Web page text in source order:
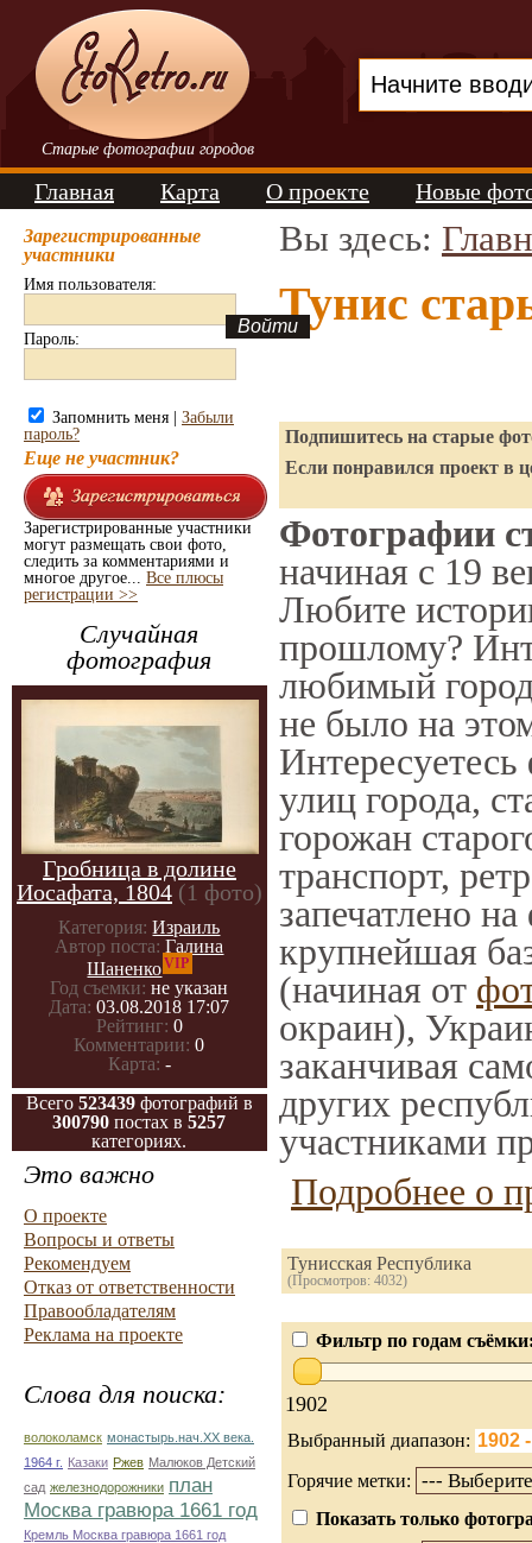
Старые фотографии городов
Главная Карта О проекте Новые
Зарегистрированные
участники
Имя пользователя:
Пароль:
Запомнить меня | Забыли
пароль?
Еще не участник?
Зарегистрированные участники
могут размещать свои фото,
следить за комментариями и
многое другое... Все плюсы
регистрации >>
Случайная
фотография
Гробница в долине
Иосафата, 1804 (1 фото)
Категория: Израиль
Автор поста: Галина
ШаненкоVIP
Год съемки: не указан
Дата: 03.08.2018 17:07
Рейтинг: 0
Комментарии: 0
Карта: -
Всего 523439 фотографий в
300790 постах в5257
категориях.
Это важно
О проекте
Вопросы и ответы
Рекомендуем
Отказ от ответственности
Правообладателям
Реклама на проекте
Слова для поиска:
волоколамск монастырь.нач.ХХ века.
1964 г. Казаки Ржев Малюков Детский
сад железнодорожники план
Москва гравюра 1661 год
Кремль Москва гравюра 1661 год
Вы здесь:
Тунис
Подпишитесь на старые
Если понравился проект в
Фотографии
начиная с 19
Любите
прошлому?
любимый
не было на
Интересуетесь
улиц города,
горожан
транспорт,
запечатлено
крупнейшая
(начиная от
окраин),
заканчивая
других
участниками
Подробнее о
Тунисская Республика
(Просмотров: 4032)
Фильтр по годам
1902
Выбранный диапазон:
Горячие метки:
Показать только